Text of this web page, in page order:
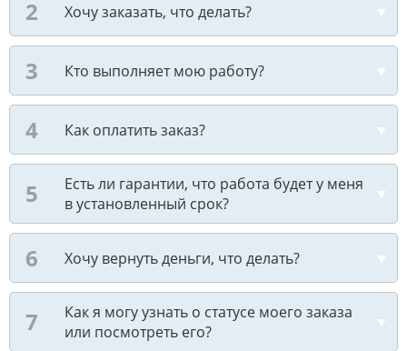
Хочу заказать, что делать?
Кто выполняет мою работу?
Как оплатить заказ?
Есть ли гарантии, что работа будет у меня
в установленный срок?
Хочу вернуть деньги, что делать?
Как я могу узнать о статусе моего заказа
или посмотреть его?